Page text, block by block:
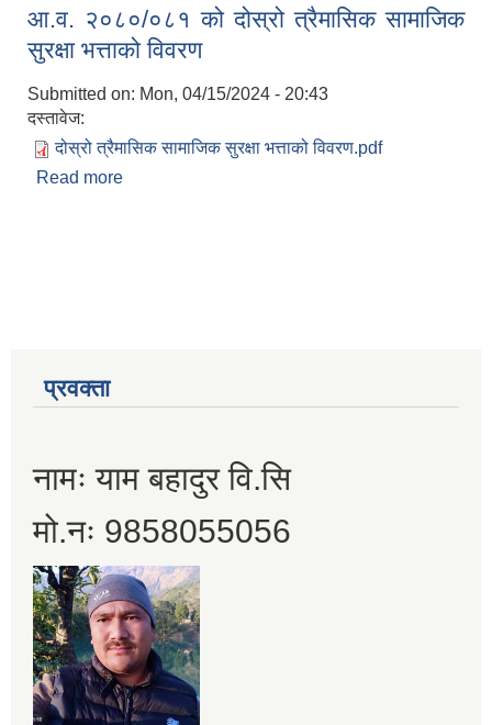
आ.व. २०८०/०८१ को दोस्रो त्रैमासिक सामाजिक
सुरक्षा भत्ताको विवरण
Submitted on: Mon, 04/15/2024 - 20:43
दस्तावेज:
दोस्रो त्रैमासिक सामाजिक सुरक्षा भत्ताको विवरण.pdf
Read more
प्रवक्ता
नामः याम बहादुर वि.सि
मो.नः 9858055056